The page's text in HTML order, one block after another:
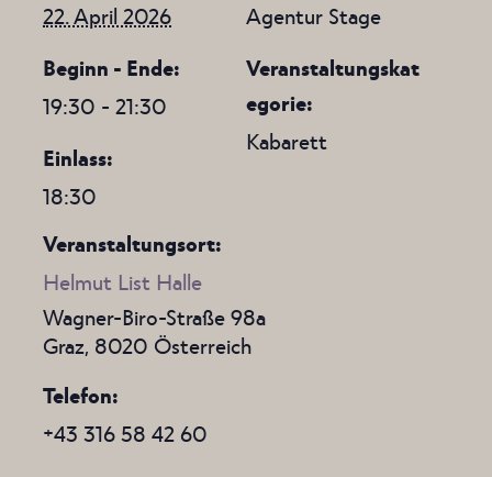
22. April 2026
Beginn - Ende:
19:30 - 21:30
Einlass:
18:30
Agentur Stage
Veranstaltungskat
egorie:
Kabarett
Veranstaltungsort:
Helmut List Halle
Wagner-Biro-Straße 98a
Graz, 8020 Österreich
Telefon
+43 316 58 42 60